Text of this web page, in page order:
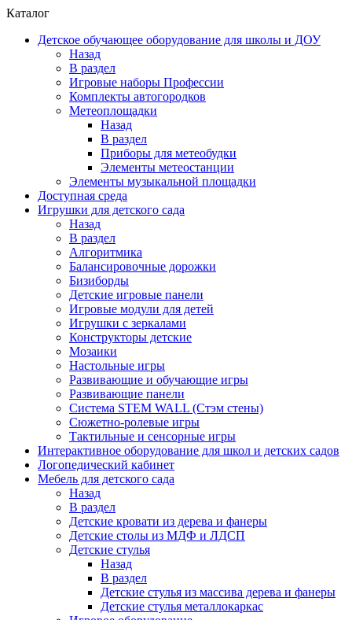
Каталог
Детское обучающее оборудование для школы и ДОУ
Назад
В раздел
Игровые наборы Профессии
Комплекты автогородков
Метеоплощадки
Назад
В раздел
Приборы для метеобудки
Элементы метеостанции
Элементы музыкальной площадки
Доступная среда
Игрушки для детского сада
Назад
В раздел
Алгоритмика
Балансировочные дорожки
Бизиборды
Детские игровые панели
Игровые модули для детей
Игрушки с зеркалами
Конструкторы детские
Мозаики
Настольные игры
Развивающие и обучающие игры
Развивающие панели
Система STEM WALL (Cтэм стены)
Сюжетно-ролевые игры
Тактильные и сенсорные игры
Интерактивное оборудование для школ и детских садов
Логопедический кабинет
Мебель для детского сада
Назад
В раздел
Детские кровати из дерева и фанеры
Детские столы из МДФ и ЛДСП
Детские стулья
Назад
В раздел
Детские стулья из массива дерева и фанеры
Детские стулья металлокаркас